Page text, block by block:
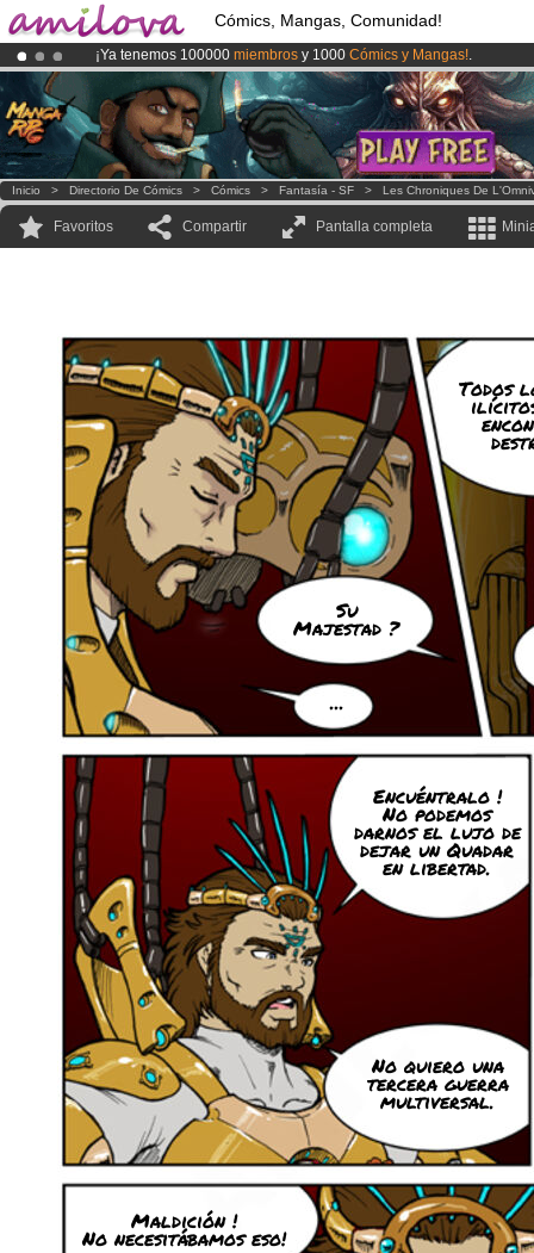
Cómics, Mangas, Comunidad!
¡Ya tenemos 100000 miembros y 1000 Cómics y Mangas!.
¡El Kickstarter Amilova está desormado lanzado!.
¡Conviertete en Premium por3.95 euros al mes!Hazte Premium ya
Inicio > Directorio De Cómics > Cómics > Fantasía - SF > Les Chroniques De
Favoritos Compartir Pantalla completa
Su
Majestad ?
...
Todos
Encuéntralo !
No podemos
darnos el lujo de
dejar un Quadar
en libertad.
No quiero una
tercera guerra
multiversal.
Maldición !
No necesitábamos eso!